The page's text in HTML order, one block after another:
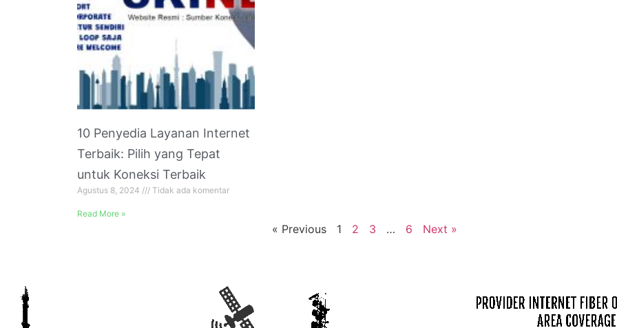
10 Penyedia Layanan Internet
Terbaik: Pilih yang Tepat
untuk Koneksi Terbaik
Agustus 8, 2024 Tidak ada komentar
Read More »
« Previous 1 2 3 … 6 Next »